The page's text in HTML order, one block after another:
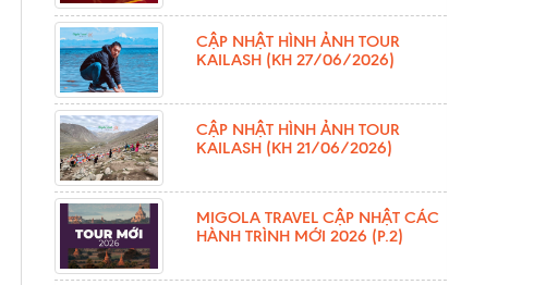
CẬP NHẬT HÌNH ẢNH TOUR
KAILASH (KH 27/06/2026)
CẬP NHẬT HÌNH ẢNH TOUR
KAILASH (KH 21/06/2026)
MIGOLA TRAVEL CẬP NHẬT CÁC
HÀNH TRÌNH MỚI 2026 (P.2)